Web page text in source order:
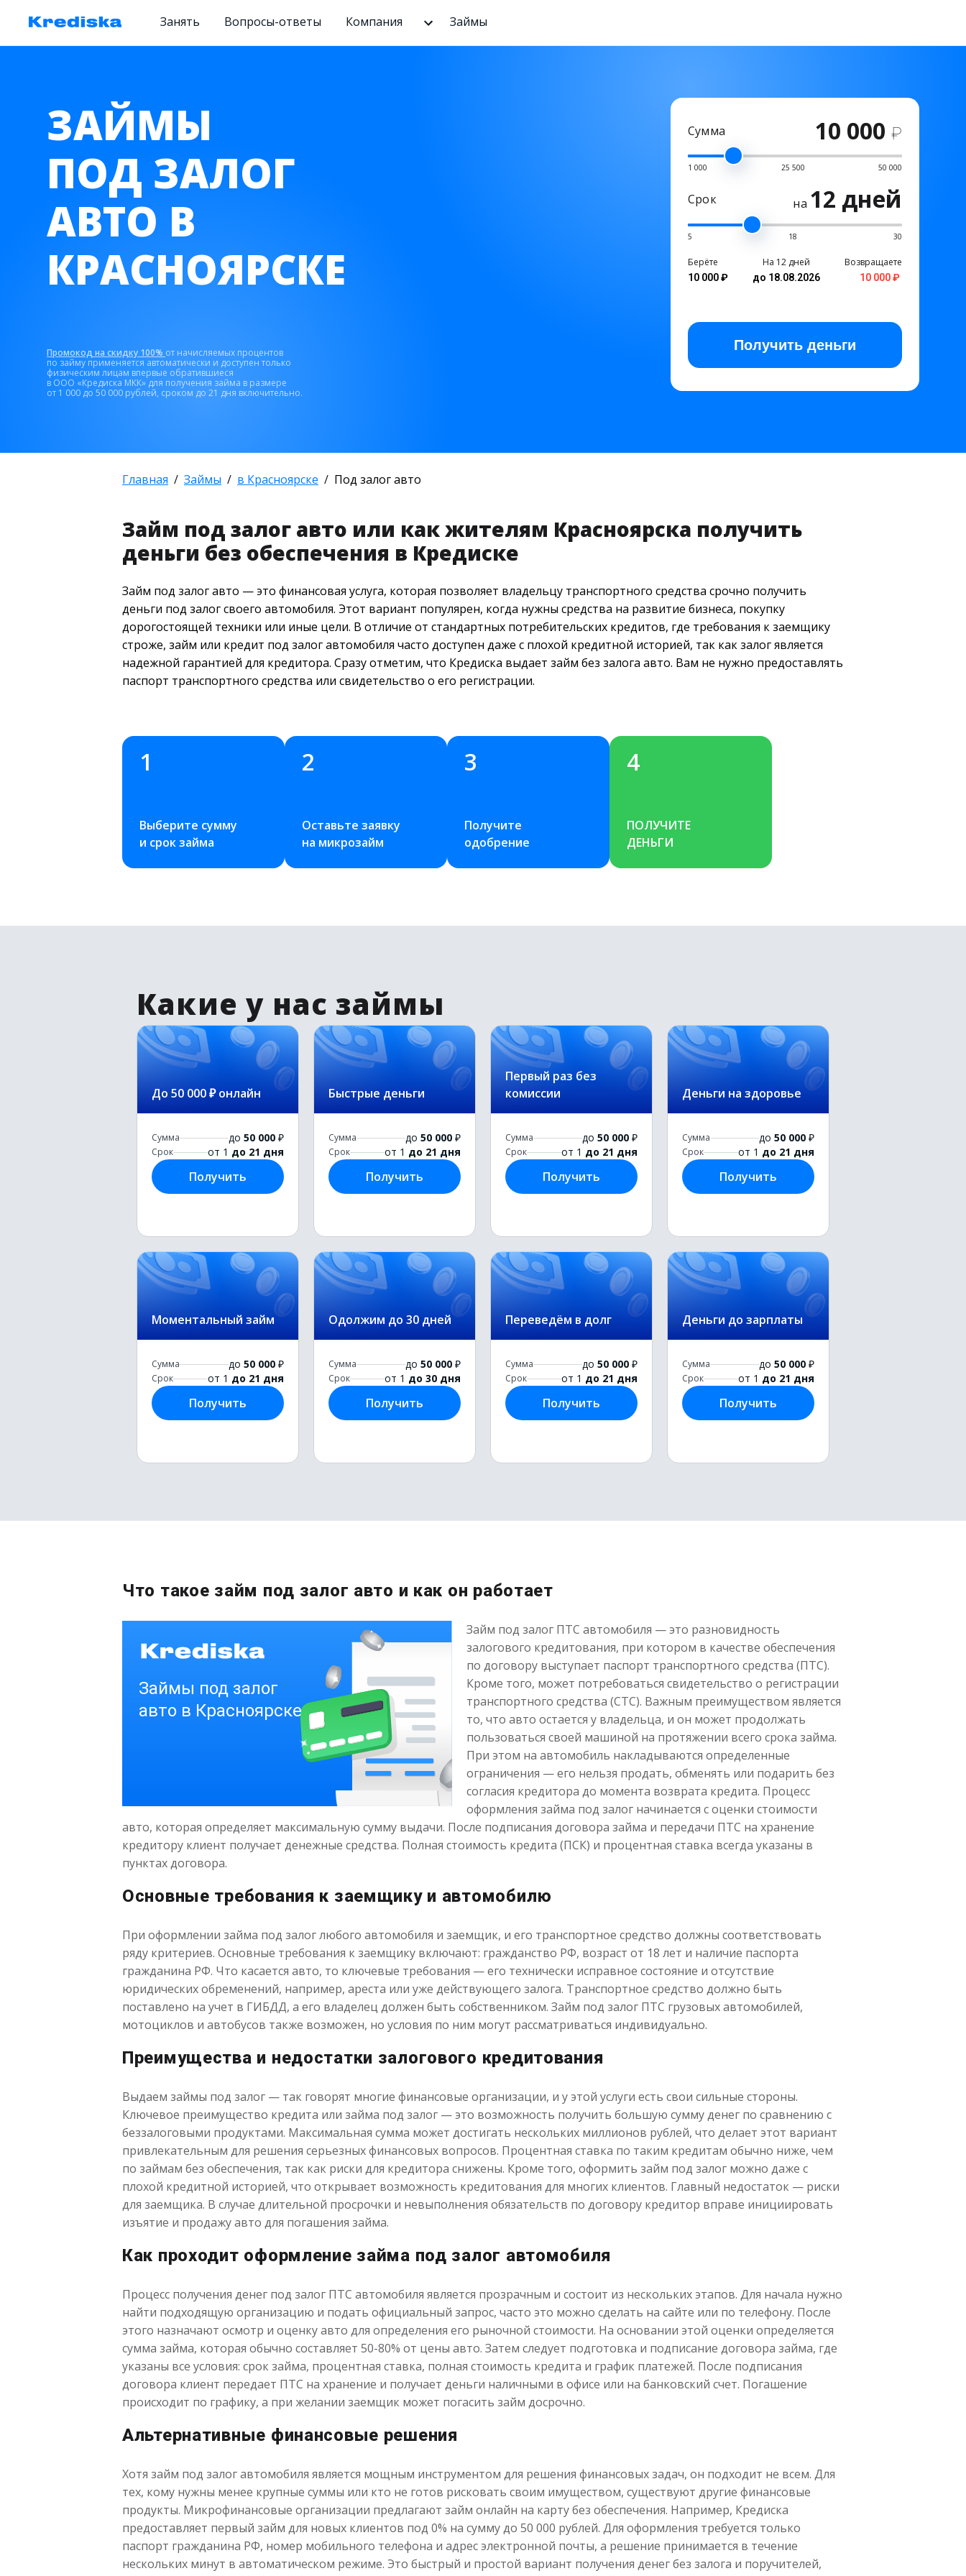
Занять Вопросы-ответы Компания Займы
ЗАЙМЫ
ПОД ЗАЛОГ
АВТО В
КРАСНОЯРСКЕ
Промокод на скидку 100% от начисляемых процентов
по займу применяется автоматически и доступен только
физическим лицам впервые обратившиеся
в ООО «Кредиска МКК» для получения займа в размере
от 1 000 до 50 000 рублей, сроком до 21 дня включительно.
Сумма 10 000 ₽
1 000 25 500 50 000
Срок на 12 дней
5 18 30
Берёте
10 000 ₽
На 12 дней
до 18.08.2026
Возвращаете
10 000 ₽
Получить деньги
Главная Займы в Красноярске Под залог авто
Займ под залог авто или как жителям Красноярска получить
деньги без обеспечения в Кредиске
Займ под залог авто — это финансовая услуга, которая позволяет владельцу транспортного средства срочно получить
деньги под залог своего автомобиля. Этот вариант популярен, когда нужны средства на развитие бизнеса, покупку
дорогостоящей техники или иные цели. В отличие от стандартных потребительских кредитов, где требования к заемщику
строже, займ или кредит под залог автомобиля часто доступен даже с плохой кредитной историей, так как залог является
надежной гарантией для кредитора. Сразу отметим, что Кредиска выдает займ без залога авто. Вам не нужно предоставлять
паспорт транспортного средства или свидетельство о его регистрации.
1
Выберите сумму
и срок займа
2
Оставьте заявку
на микрозайм
3
Получите
одобрение
4
ПОЛУЧИТЕ
ДЕНЬГИ
Какие у нас займы
До 50 000 ₽ онлайн
Сумма до 50 000 ₽
Срок от 1 до 21 дня
Получить
Быстрые деньги
Сумма до 50 000 ₽
Срок от 1 до 21 дня
Получить
Первый раз без
комиссии
Сумма до 50 000 ₽
Срок от 1 до 21 дня
Получить
Деньги на здоровье
Сумма до 50 000 ₽
Срок от 1 до 21 дня
Получить
Моментальный займ
Сумма до 50 000 ₽
Срок от 1 до 21 дня
Получить
Одолжим до 30 дней
Сумма до 50 000 ₽
Срок от 1 до 30 дня
Получить
Переведём в долг
Сумма до 50 000 ₽
Срок от 1 до 21 дня
Получить
Деньги до зарплаты
Сумма до 50 000 ₽
Срок от 1 до 21 дня
Получить
Что такое займ под залог авто и как он работает
Займ под залог ПТС автомобиля — это разновидность
залогового кредитования, при котором в качестве обеспечения
по договору выступает паспорт транспортного средства (ПТС).
Кроме того, может потребоваться свидетельство о регистрации
транспортного средства (СТС). Важным преимуществом является
то, что авто остается у владельца, и он может продолжать
пользоваться своей машиной на протяжении всего срока займа.
При этом на автомобиль накладываются определенные
ограничения — его нельзя продать, обменять или подарить без
согласия кредитора до момента возврата кредита. Процесс
оформления займа под залог начинается с оценки стоимости
авто, которая определяет максимальную сумму выдачи. После подписания договора займа и передачи ПТС на хранение
кредитору клиент получает денежные средства. Полная стоимость кредита (ПСК) и процентная ставка всегда указаны в
пунктах договора.
Основные требования к заемщику и автомобилю
При оформлении займа под залог любого автомобиля и заемщик, и его транспортное средство должны соответствовать
ряду критериев. Основные требования к заемщику включают: гражданство РФ, возраст от 18 лет и наличие паспорта
гражданина РФ. Что касается авто, то ключевые требования — его технически исправное состояние и отсутствие
юридических обременений, например, ареста или уже действующего залога. Транспортное средство должно быть
поставлено на учет в ГИБДД, а его владелец должен быть собственником. Займ под залог ПТС грузовых автомобилей,
мотоциклов и автобусов также возможен, но условия по ним могут рассматриваться индивидуально.
Преимущества и недостатки залогового кредитования
Выдаем займы под залог — так говорят многие финансовые организации, и у этой услуги есть свои сильные стороны.
Ключевое преимущество кредита или займа под залог — это возможность получить большую сумму денег по сравнению с
беззалоговыми продуктами. Максимальная сумма может достигать нескольких миллионов рублей, что делает этот вариант
привлекательным для решения серьезных финансовых вопросов. Процентная ставка по таким кредитам обычно ниже, чем
по займам без обеспечения, так как риски для кредитора снижены. Кроме того, оформить займ под залог можно даже с
плохой кредитной историей, что открывает возможность кредитования для многих клиентов. Главный недостаток — риски
для заемщика. В случае длительной просрочки и невыполнения обязательств по договору кредитор вправе инициировать
изъятие и продажу авто для погашения займа.
Как проходит оформление займа под залог автомобиля
Процесс получения денег под залог ПТС автомобиля является прозрачным и состоит из нескольких этапов. Для начала нужно
найти подходящую организацию и подать официальный запрос, часто это можно сделать на сайте или по телефону. После
этого назначают осмотр и оценку авто для определения его рыночной стоимости. На основании этой оценки определяется
сумма займа, которая обычно составляет 50-80% от цены авто. Затем следует подготовка и подписание договора займа, где
указаны все условия: срок займа, процентная ставка, полная стоимость кредита и график платежей. После подписания
договора клиент передает ПТС на хранение и получает деньги наличными в офисе или на банковский счет. Погашение
происходит по графику, а при желании заемщик может погасить займ досрочно.
Альтернативные финансовые решения
Хотя займ под залог автомобиля является мощным инструментом для решения финансовых задач, он подходит не всем. Для
тех, кому нужны менее крупные суммы или кто не готов рисковать своим имуществом, существуют другие финансовые
продукты. Микрофинансовые организации предлагают займ онлайн на карту без обеспечения. Например, Кредиска
предоставляет первый займ для новых клиентов под 0% на сумму до 50 000 рублей. Для оформления требуется только
паспорт гражданина РФ, номер мобильного телефона и адрес электронной почты, а решение принимается в течение
нескольких минут в автоматическом режиме. Это быстрый и простой вариант получения денег без залога и поручителей,